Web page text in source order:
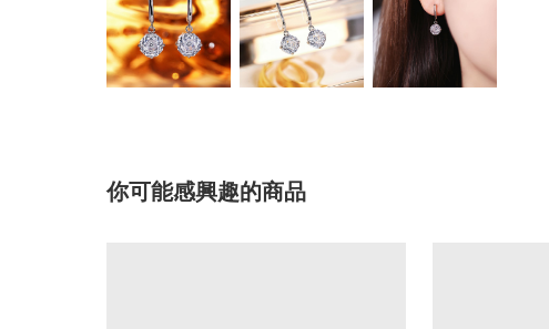
你可能感興趣的商品